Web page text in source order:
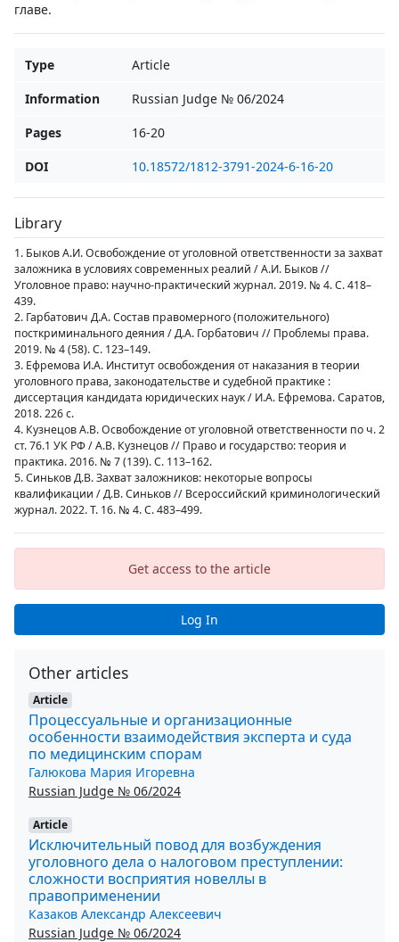
главе.
Type
Article
Information
Russian Judge № 06/2024
Pages
16-20
DOI
10.18572/1812-3791-2024-6-16-20
Library
1. Быков А.И. Освобождение от уголовной ответственности за захват
заложника в условиях современных реалий / А.И. Быков //
Уголовное право: научно-практический журнал. 2019. № 4. С. 418–
439.
2. Гарбатович Д.А. Состав правомерного (положительного)
посткриминального деяния / Д.А. Горбатович // Проблемы права.
2019. № 4 (58). С. 123–149.
3. Ефремова И.А. Институт освобождения от наказания в теории
уголовного права, законодательстве и судебной практике :
диссертация кандидата юридических наук / И.А. Ефремова. Саратов,
2018. 226 с.
4. Кузнецов А.В. Освобождение от уголовной ответственности по ч. 2
ст. 76.1 УК РФ / А.В. Кузнецов // Право и государство: теория и
практика. 2016. № 7 (139). С. 113–162.
5. Синьков Д.В. Захват заложников: некоторые вопросы
квалификации / Д.В. Синьков // Всероссийский криминологический
журнал. 2022. Т. 16. № 4. C. 483–499.
Get access to the article
Log In
Other articles
Article
Процессуальные и организационные
особенности взаимодействия эксперта и суда
по медицинским спорам
Галюкова Мария Игоревна
Russian Judge № 06/2024
Article
Исключительный повод для возбуждения
уголовного дела о налоговом преступлении:
сложности восприятия новеллы в
правоприменении
Казаков Александр Алексеевич
Russian Judge № 06/2024